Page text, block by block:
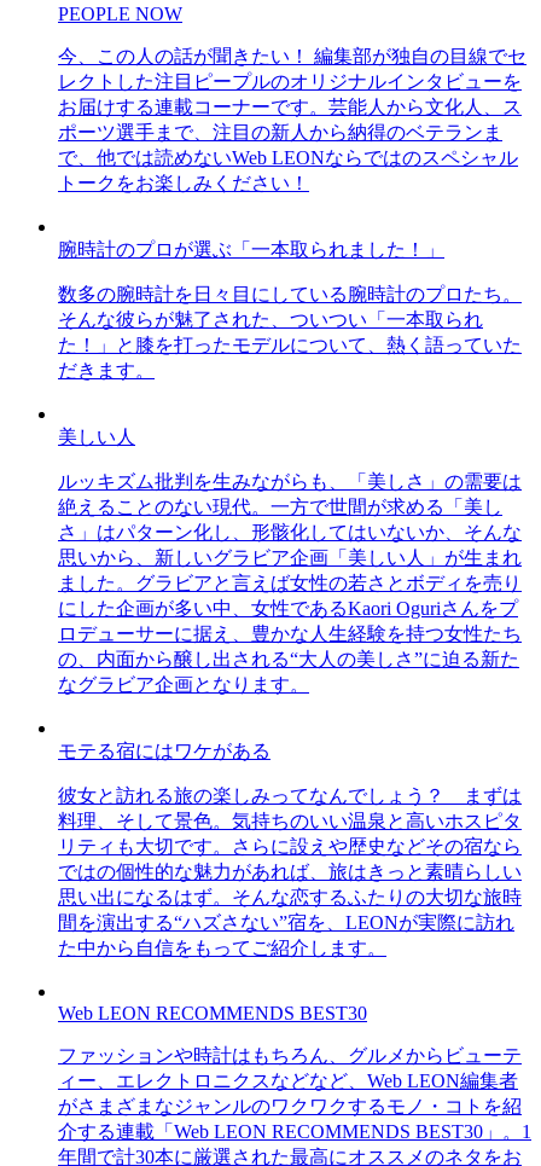
PEOPLE NOW
今、この人の話が聞きたい！ 編集部が独自の目線でセ
レクトした注目ピープルのオリジナルインタビューを
お届けする連載コーナーです。芸能人から文化人、ス
ポーツ選手まで、注目の新人から納得のベテランま
で、他では読めないWeb LEONならではのスペシャル
トークをお楽しみください！
腕時計のプロが選ぶ「一本取られました！」
数多の腕時計を日々目にしている腕時計のプロたち。
そんな彼らが魅了された、ついつい「一本取られ
た！」と膝を打ったモデルについて、熱く語っていた
だきます。
美しい人
ルッキズム批判を生みながらも、「美しさ」の需要は
絶えることのない現代。一方で世間が求める「美し
さ」はパターン化し、形骸化してはいないか、そんな
思いから、新しいグラビア企画「美しい人」が生まれ
ました。グラビアと言えば女性の若さとボディを売り
にした企画が多い中、女性であるKaori Oguriさんをプ
ロデューサーに据え、豊かな人生経験を持つ女性たち
の、内面から醸し出される“大人の美しさ”に迫る新た
なグラビア企画となります。
モテる宿にはワケがある
彼女と訪れる旅の楽しみってなんでしょう？ まずは
料理、そして景色。気持ちのいい温泉と高いホスピタ
リティも大切です。さらに設えや歴史などその宿なら
ではの個性的な魅力があれば、旅はきっと素晴らしい
思い出になるはず。そんな恋するふたりの大切な旅時
間を演出する“ハズさない”宿を、LEONが実際に訪れ
た中から自信をもってご紹介します。
Web LEON RECOMMENDS BEST30
ファッションや時計はもちろん、グルメからビューテ
ィー、エレクトロニクスなどなど、Web LEON編集者
がさまざまなジャンルのワクワクするモノ・コトを紹
介する連載「Web LEON RECOMMENDS BEST30」。1
年間で計30本に厳選された最高にオススメのネタをお